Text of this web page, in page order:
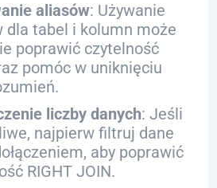
aliasów: Używanie
dla tabel i kolumn może
poprawić czytelność
pomóc w uniknięciu
liczby danych: Jeśli
najpierw filtruj dane
aby poprawić
RIGHT JOIN.